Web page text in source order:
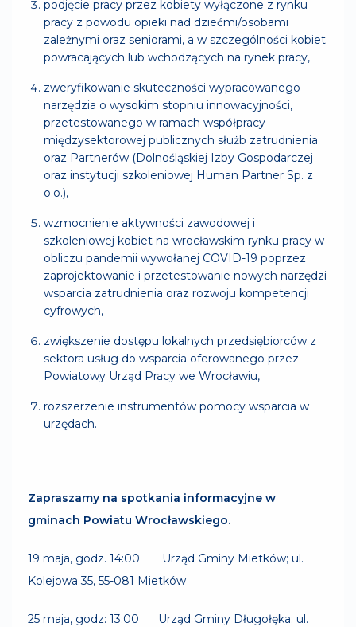
podjęcie pracy przez kobiety wyłączone z rynku
pracy z powodu opieki nad dziećmi/osobami
zależnymi oraz seniorami, a w szczególności kobiet
powracających lub wchodzących na rynek pracy,
zweryfikowanie skuteczności wypracowanego
narzędzia o wysokim stopniu innowacyjności,
przetestowanego w ramach współpracy
międzysektorowej publicznych służb zatrudnienia
oraz Partnerów (Dolnośląskiej Izby Gospodarczej
oraz instytucji szkoleniowej Human Partner Sp. z
o.o.),
wzmocnienie aktywności zawodowej i
szkoleniowej kobiet na wrocławskim rynku pracy w
obliczu pandemii wywołanej COVID-19 poprzez
zaprojektowanie i przetestowanie nowych narzędzi
wsparcia zatrudnienia oraz rozwoju kompetencji
cyfrowych,
zwiększenie dostępu lokalnych przedsiębiorców z
sektora usług do wsparcia oferowanego przez
Powiatowy Urząd Pracy we Wrocławiu,
rozszerzenie instrumentów pomocy wsparcia w
urzędach.
Zapraszamy na spotkania informacyjne w
gminach Powiatu Wrocławskiego.
19 maja, godz. 14:00 Urząd Gminy Mietków; ul.
Kolejowa 35, 55-081 Mietków
25 maja, godz: 13:00 Urząd Gminy Długołęka; ul.